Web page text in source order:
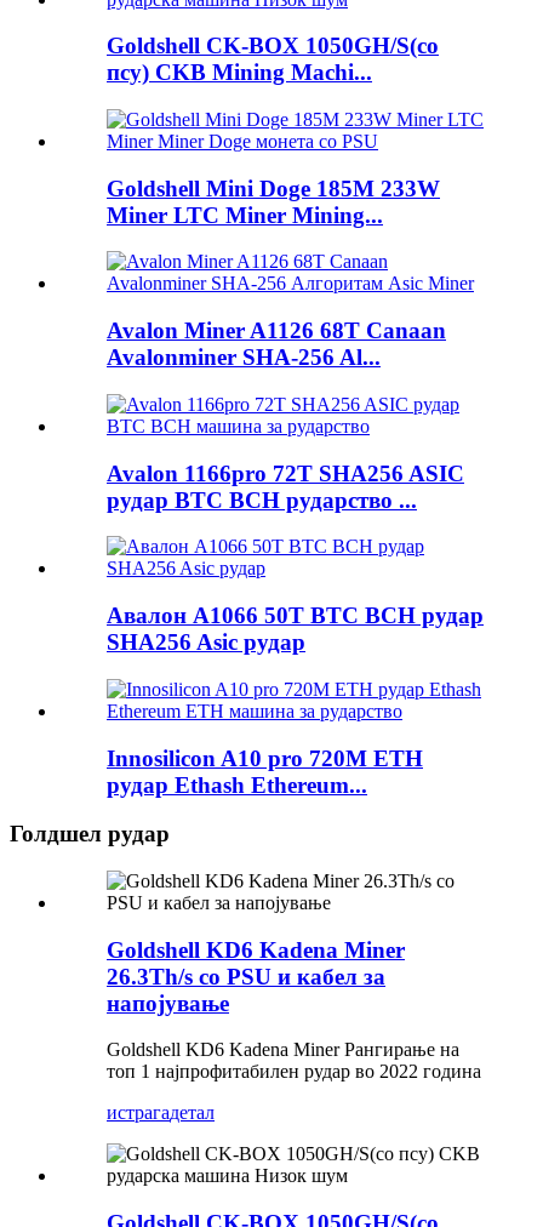
Goldshell CK-BOX 1050GH/S(со
псу) CKB Mining Machi...
Goldshell Mini Doge 185M 233W
Miner LTC Miner Mining...
Avalon Miner A1126 68T Canaan
Avalonminer SHA-256 Al...
Avalon 1166pro 72T SHA256 ASIC
рудар BTC BCH рударство ...
Авалон A1066 50T BTC BCH рудар
SHA256 Asic рудар
Innosilicon A10 pro 720M ETH
рудар Ethash Ethereum...
Голдшел рудар
Goldshell KD6 Kadena Miner
26.3Th/s со PSU и кабел за
напојување
Goldshell KD6 Kadena Miner Рангирање на
топ 1 најпрофитабилен рудар во 2022 година
истрагадетал